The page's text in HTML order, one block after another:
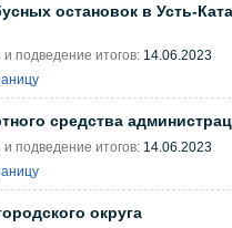
остановок в Усть-
и подведение итогов: 14.06.2023
средства
и подведение итогов: 14.06.2023
округа